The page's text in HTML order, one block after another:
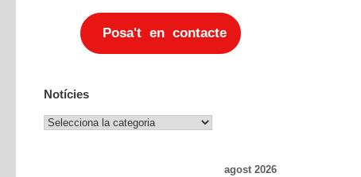
Posa't en contacte
Notícies
Notícies
agost 2026